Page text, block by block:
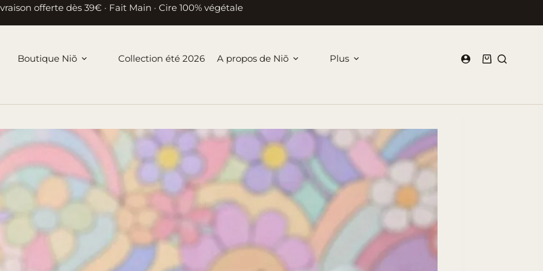
offerte dès 39€ · Fait Main · Cire 100% végétale
Boutique Niõ Collection été 2026 A propos de Niõ Plus
Panier